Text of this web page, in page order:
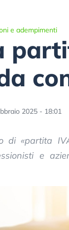
e adempimenti
2025 - 18:01
di «partita
e